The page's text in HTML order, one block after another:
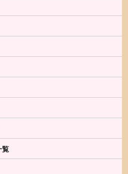
覧